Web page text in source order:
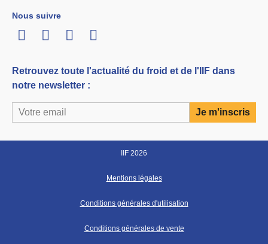
Nous suivre
LinkedInTwitterFacebook
Youtube
Retrouvez toute l'actualité du froid et de l'IIF dans
notre newsletter :
IIF 2026
Mentions légales
Conditions générales d'utilisation
Conditions générales de vente